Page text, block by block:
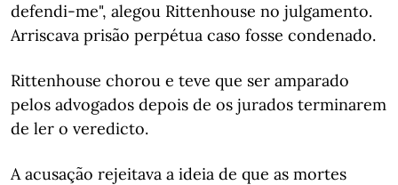
defendi-me", alegou Rittenhouse no julgamento.
Arriscava prisão perpétua caso fosse condenado.
Rittenhouse chorou e teve que ser amparado
pelos advogados depois de os jurados terminarem
de ler o veredicto.
A acusação rejeitava a ideia de que as mortes